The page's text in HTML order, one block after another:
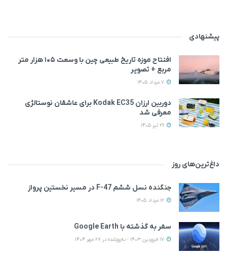
پیشنهادی
افتتاح موزه تاریخ طبیعی چین با وسعت ۱۰۵ هزار متر
مربع + تصویر
دوربین ارزان Kodak EC35 برای عاشقان نوستالژی
معرفی شد
داغ‌ترین‌های روز
جنگنده نسل ششم F-47 در مسیر نخستین پرواز
سفر به گذشته با Google Earth